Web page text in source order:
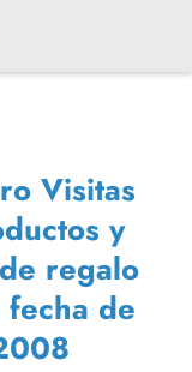
Visitas
y
regalo
de